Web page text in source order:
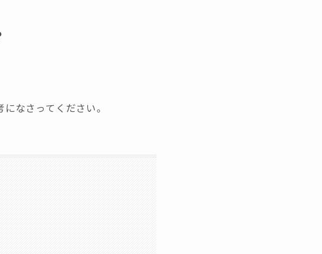
になさってください。